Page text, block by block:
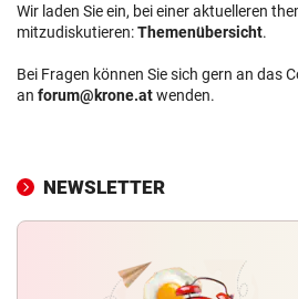
Wir laden Sie ein, bei einer aktuelleren
mitzudiskutieren:Themenübersicht.
Bei Fragen können Sie sich gern an das
an forum@krone.atwenden.
NEWSLETTER